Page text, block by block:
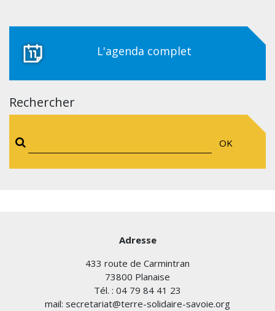
L'agenda complet
Rechercher
OK
Adresse
433 route de Carmintran
73800 Planaise
Tél. : 04 79 84 41 23
mail: secretariat@terre-solidaire-savoie.org